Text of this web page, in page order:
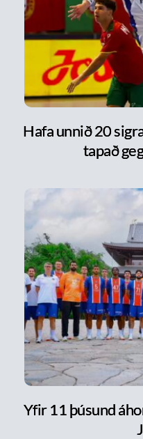
Hafa unnið 20
tapað
Yfir 11 þúsund